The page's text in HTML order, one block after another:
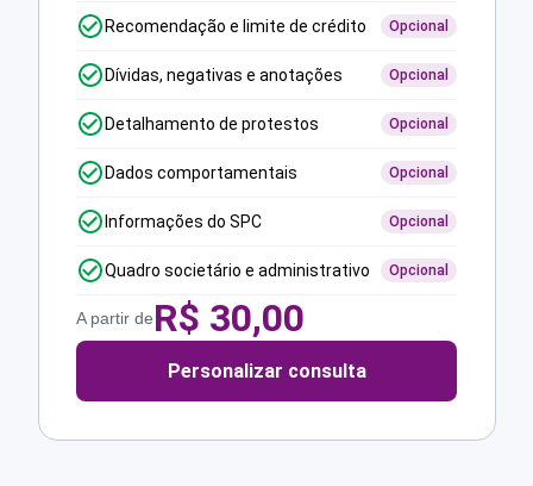
Recomendação e limite de crédito Opcional
Dívidas, negativas e anotações Opcional
Detalhamento de protestos Opcional
Dados comportamentais Opcional
Informações do SPC Opcional
Quadro societário e administrativo Opcional
A partir deR$ 30,00
Personalizar consulta